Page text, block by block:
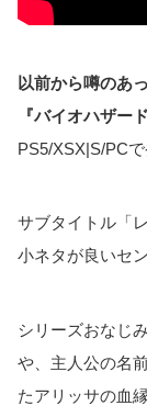
以前から噂のあ
『バイオハザー
PS5/XSX|S/PC
サブタイトル「
小ネタが良いセン
シリーズおなじ
や、主人公の名
たアリッサの血